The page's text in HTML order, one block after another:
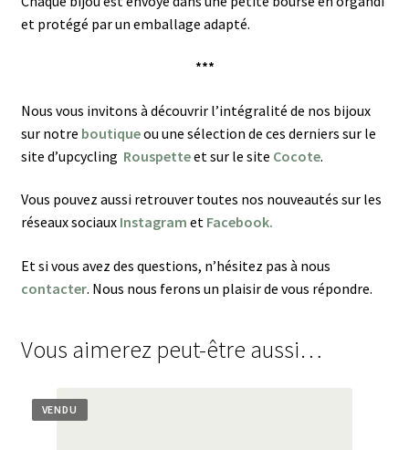
et protégé par un emballage adapté.
***
Nous vous invitons à découvrir l’intégralité de nos bijoux
sur notre boutiqueou une sélection de ces derniers sur le
site d’upcycling Rouspetteet sur le site Cocote.
Vous pouvez aussi retrouver toutes nos nouveautés sur les
réseaux sociaux Instagram et Facebook.
Et si vous avez des questions, n’hésitez pas à nous
contacter. Nous nous ferons un plaisir de vous répondre.
Vous aimerez peut-être aussi…
VENDU